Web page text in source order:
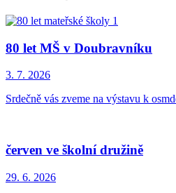
80 let MŠ v Doubravníku
3. 7. 2026
Srdečně vás zveme na výstavu k
červen ve školní družině
29. 6. 2026